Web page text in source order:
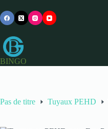
au
contenu
BINGO
Pas de titre Tuyaux PEHD